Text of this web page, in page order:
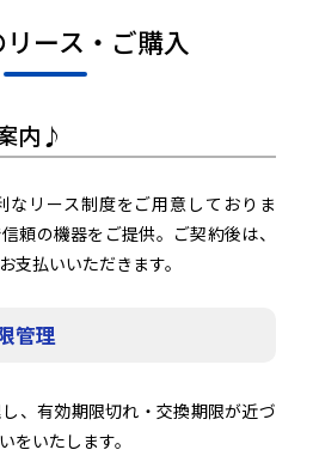
ース・ご購入
内♪
なリース制度をご用意しておりま
頼の機器をご提供。ご契約後は、
支払いいただきます。
管理
、有効期限切れ・交換期限が近づ
をいたします。